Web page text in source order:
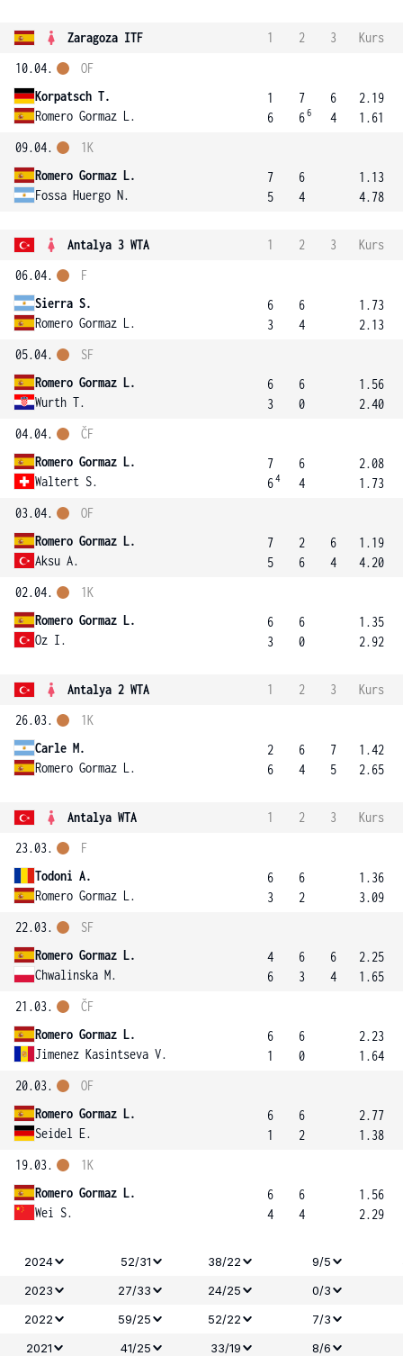
Zaragoza ITF 1 2 3
Kurs
10.04.
Korpatsch T.
Romero Gormaz L.
OF
1
6
7
66
6
4
2.19
1.61
09.04.
Romero Gormaz L.
Fossa Huergo N.
1K
7
5
6
4
1.13
4.78
Antalya 3 WTA 1 2 3
Kurs
06.04.
Sierra S.
Romero Gormaz L.
F
6
3
6
4
1.73
2.13
05.04.
Romero Gormaz L.
Wurth T.
SF
6
3
6
0
1.56
2.40
04.04.
Romero Gormaz L.
Waltert S.
ČF
7
64
6
4
2.08
1.73
03.04.
Romero Gormaz L.
Aksu A.
OF
7
5
2
6
6
4
1.19
4.20
02.04.
Romero Gormaz L.
Oz I.
1K
6
3
6
0
1.35
2.92
Antalya 2 WTA 1 2 3
Kurs
26.03.
Carle M.
Romero Gormaz L.
1K
2
6
6
4
7
5
1.42
2.65
Antalya WTA 1 2 3
Kurs
23.03.
Todoni A.
Romero Gormaz L.
F
6
3
6
2
1.36
3.09
22.03.
Romero Gormaz L.
Chwalinska M.
SF
4
6
6
3
6
4
2.25
1.65
21.03.
Romero Gormaz L.
Jimenez Kasintseva V.
ČF
6
1
6
0
2.23
1.64
20.03.
Romero Gormaz L.
Seidel E.
OF
6
1
6
2
2.77
1.38
19.03.
Romero Gormaz L.
Wei S.
1K
6
4
6
4
1.56
2.29
2024 52/31 38/22 9/5
2023
27/33 24/25 0/3
2022
59/25 52/22
7/3
2021
41/25 33/19
8/6